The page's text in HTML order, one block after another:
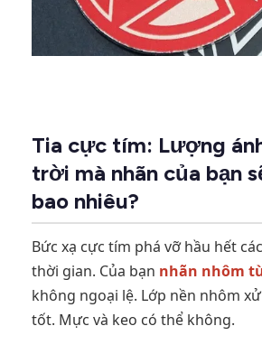
Tia cực tím: Lượng
trời mà nhãn của bạn
bao nhiêu?
Bức xạ cực tím phá vỡ hầu hết
thời gian. Của bạn nhãn nhôm
không ngoại lệ. Lớp nền nhôm
tốt. Mực và keo có thể không.